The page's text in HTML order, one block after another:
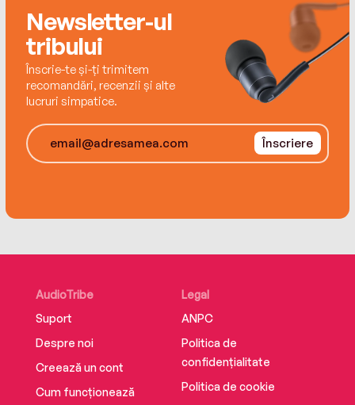
Newsletter-ul
tribului
Înscrie-te și-ți trimitem
recomandări, recenzii și alte
lucruri simpatice.
Înscriere
AudioTribe
Suport
Despre noi
Creează un cont
Cum funcționează
Legal
ANPC
Politica de
confidențialitate
Politica de cookie